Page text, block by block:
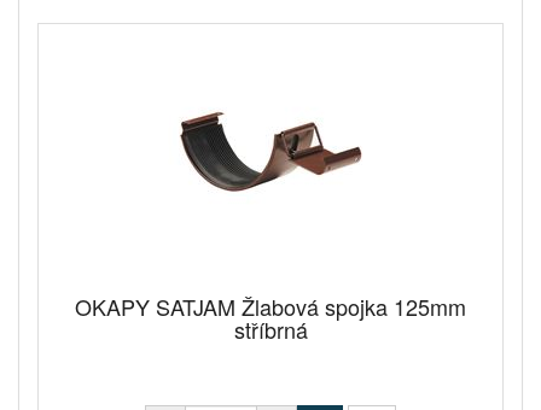
OKAPY SATJAM Žlabová spojka 125mm
stříbrná